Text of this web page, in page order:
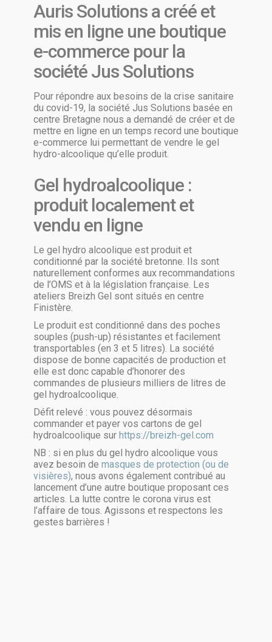
Auris Solutions a créé et
mis en ligne une boutique
e-commerce pour la
société Jus Solutions
Pour répondre aux besoins de la crise sanitaire
du covid-19, la société Jus Solutions basée en
centre Bretagne nous a demandé de créer et de
mettre en ligne en un temps record une boutique
e-commerce lui permettant de vendre le gel
hydro-alcoolique qu’elle produit.
Gel hydroalcoolique :
produit localement et
vendu en ligne
Le gel hydro alcoolique est produit et
conditionné par la société bretonne. Ils sont
naturellement conformes aux recommandations
de l’OMS et à la législation française. Les
ateliers Breizh Gel sont situés en centre
Finistère.
Le produit est conditionné dans des poches
souples (push-up) résistantes et facilement
transportables (en 3 et 5 litres). La société
dispose de bonne capacités de production et
elle est donc capable d’honorer des
commandes de plusieurs milliers de litres de
gel hydroalcoolique.
Défit relevé : vous pouvez désormais
commander et payer vos cartons de gel
hydroalcoolique sur https://breizh-gel.com
NB : si en plus du gel hydro alcoolique vous
avez besoin de masques de protection (ou de
visières), nous avons également contribué au
lancement d’une autre boutique proposant ces
articles. La lutte contre le corona virus est
l’affaire de tous. Agissons et respectons les
gestes barrières !